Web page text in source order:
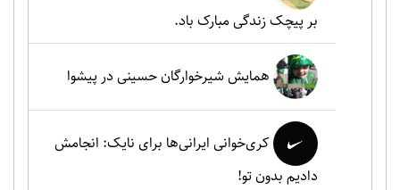
بر پیچک زندگی مبارک باد.
همایش شیرخوارگان حسینی در پیشوا
کری‌خوانی ایرانی‌ها برای نایک: انجامش
دادیم بدون تو!